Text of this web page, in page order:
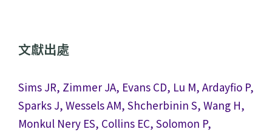
文獻出處
Sims JR, Zimmer JA, Evans CD, Lu M, Ardayfio P,
Sparks J, Wessels AM, Shcherbinin S, Wang H,
Monkul Nery ES, Collins EC, Solomon P,